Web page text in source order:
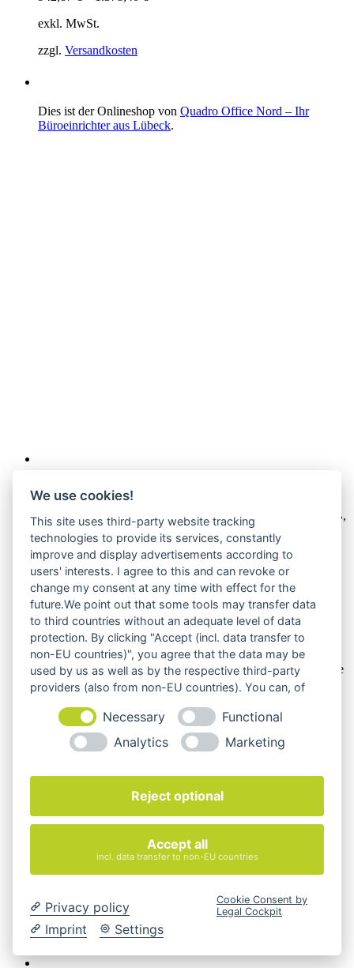
exkl. MwSt.
zzgl. Versandkosten
Dies ist der Onlineshop von Quadro Office Nord – Ihr
Büroeinrichter aus Lübeck.
Wir verkaufen online ausschließlich an Unternehmer
Unsere Angebote richten sich nur an Unternehmer,
§14 BGB,
also an natürliche oder juristische Personen oder rechtsfähige
Personengesellschaften, die bei Abschluss eines
Rechtsgeschäfts in Ausübung ihrer gewerblichen oder
selbständigen beruflichen Tätigkeit handeln. Wir schließen
keine Verträge mit Verbrauchern,§ 13 BGB.
Hinweis zu Produktabbildungen
Die Produktbilder der Artikel zeigen Beispiele, die in der
Ausstattung, Farbe oder Konfiguration von der
Artikelbeschreibung abweichen können. Maßgeblich sind die
Beschreibungen und Abbildungen im unverbindlichen
Angebot. Gerne konfigurieren wir das ausgewählte Produkt
genau nach Ihren Vorstellungen.
Cookie-Einstellungen ändern
Magazin
Versandarten
Impressum
© 2026 Quadro Office Nord - Ihr Büroeinrichter
We use cookies!
This site uses third-party website tracking
technologies to provide its services, constantly
improve and display advertisements according to
users' interests. I agree to this and can revoke or
change my consent at any time with effect for the
future.We point out that some tools may transfer data
to third countries without an adequate level of data
protection. By clicking "Accept (incl. data transfer to
non-EU countries)", you agree that the data may be
used by us as well as by the respective third-party
providers (also from non-EU countries). You can, of
Necessary
Functional
Analytics
Marketing
Reject optional
Accept all
incl. data transfer to non-EU countries
Privacy policy
Imprint
Settings
Cookie Consent by
Legal Cockpit